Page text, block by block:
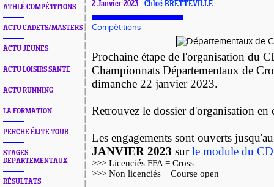
ATHLÉ COMPÉTITIONS
ACTU CADETS/MASTERS
ACTU JEUNES
ACTU LOISIRS SANTE
ACTU RUNNING
LA FORMATION
PERCHE ÉLITE TOUR
STAGES
DEPARTEMENTAUX
RÉSULTATS
2 Janvier 2023 - Chloé BRETTEVILLE
Compètitions
Prochaine étape de l'organisation du
Championnats Départementaux de
dimanche 22 janvier 2023.
Retrouvez le dossier d'organisation
Les engagements sont ouverts
JANVIER 2023 surle module du
>>> Licenciés FFA = Cross
>>> Non licenciés = Course open